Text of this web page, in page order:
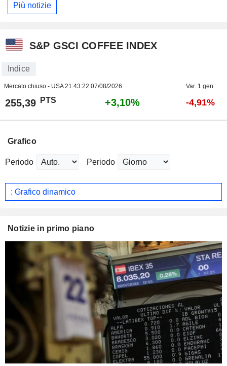
Più notizie
S&P GSCI COFFEE INDEX
Indice
Mercato chiuso - USA21:43:22 07/08/2026 Var. 1 gen.
255,39 PTS +3,10% -4,91%
Grafico
Periodo Periodo
: Grafico dinamico
Notizie in primo piano